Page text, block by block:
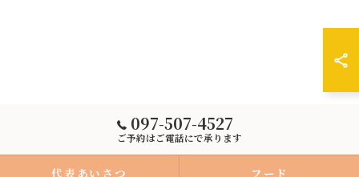
097-507-4527
ご予約はご電話にで承ります
代表あいさつ フード